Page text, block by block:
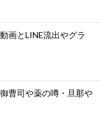
画とLINE流出やグラ
曹司や薬の噂・旦那や